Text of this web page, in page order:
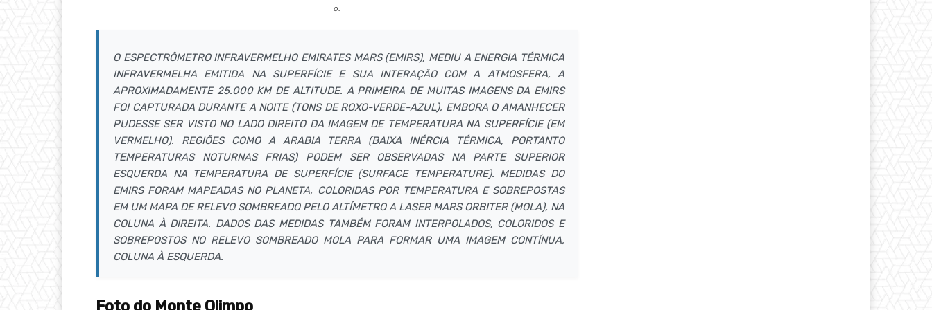
o.
O ESPECTRÔMETRO INFRAVERMELHO EMIRATES MARS (EMIRS), MEDIU A ENERGIA TÉRMICA
INFRAVERMELHA EMITIDA NA SUPERFÍCIE E SUA INTERAÇÃO COM A ATMOSFERA, A
APROXIMADAMENTE 25.000 KM DE ALTITUDE. A PRIMEIRA DE MUITAS IMAGENS DA EMIRS
FOI CAPTURADA DURANTE A NOITE (TONS DE ROXO-VERDE-AZUL), EMBORA O AMANHECER
PUDESSE SER VISTO NO LADO DIREITO DA IMAGEM DE TEMPERATURA NA SUPERFÍCIE (EM
VERMELHO). REGIÕES COMO A ARABIA TERRA (BAIXA INÉRCIA TÉRMICA, PORTANTO
TEMPERATURAS NOTURNAS FRIAS) PODEM SER OBSERVADAS NA PARTE SUPERIOR
ESQUERDA NA TEMPERATURA DE SUPERFÍCIE (SURFACE TEMPERATURE). MEDIDAS DO
EMIRS FORAM MAPEADAS NO PLANETA, COLORIDAS POR TEMPERATURA E SOBREPOSTAS
EM UM MAPA DE RELEVO SOMBREADO PELO ALTÍMETRO A LASER MARS ORBITER (MOLA), NA
COLUNA À DIREITA. DADOS DAS MEDIDAS TAMBÉM FORAM INTERPOLADOS, COLORIDOS E
SOBREPOSTOS NO RELEVO SOMBREADO MOLA PARA FORMAR UMA IMAGEM CONTÍNUA,
COLUNA À ESQUERDA.